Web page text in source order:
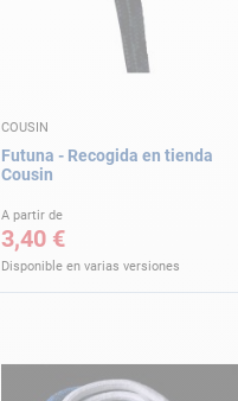
COUSIN
Futuna - Recogida en tienda
Cousin
A partir de
3,40 €
Disponible en varias versiones